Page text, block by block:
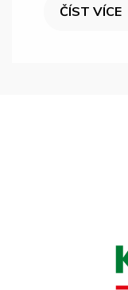
ČÍST VÍCE